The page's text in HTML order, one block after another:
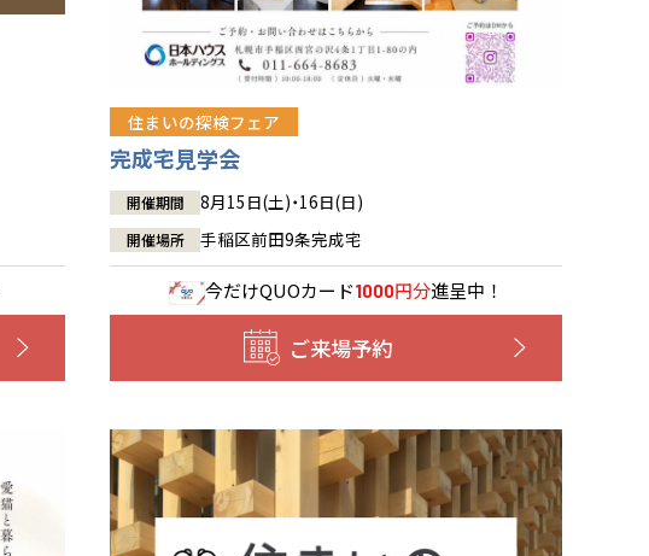
住まいの探検フェア
完成宅見学会
開催期間 8月15日(土)・16日(日)
開催場所 手稲区前田9条完成宅
今だけQUOカード1000円分進呈中！
ご来場予約